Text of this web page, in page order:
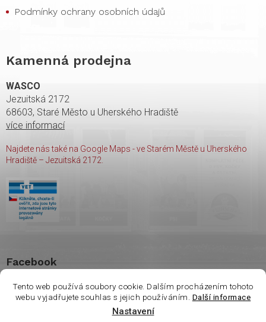
Tento web používá soubory cookie. Dalším procházením tohoto
webu vyjadřujete souhlas s jejich používáním. Další informace
Nastavení
Vážení zákazníci. Ve
Podmínky ochrany osobních údajů
Kamenná prodejna
WASCO
Jezuitská 2172
68603, Staré Město u Uherského Hradiště
více informací
Najdete nás také na Google Maps - ve Starém Městě u Uherského
Hradiště – Jezuitská 2172.
Facebook